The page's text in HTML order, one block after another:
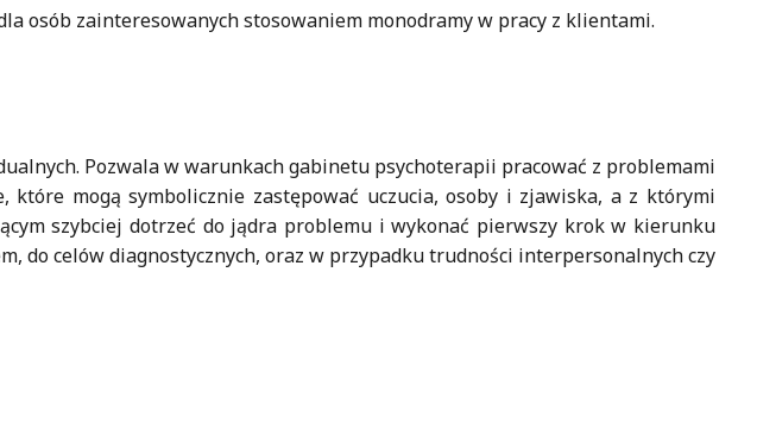
osób zainteresowanych stosowaniem monodramy w pracy z klientami.
Pozwala w warunkach gabinetu psychoterapii pracować z problemami
mogą symbolicznie zastępować uczucia, osoby i zjawiska, a z którymi
szybciej dotrzeć do jądra problemu i wykonać pierwszy krok w kierunku
do celów diagnostycznych, oraz w przypadku trudności interpersonalnych czy